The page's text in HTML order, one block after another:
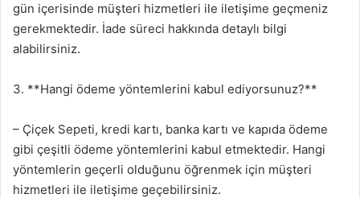
gün içerisinde müşteri hizmetleri ile iletişime geçmeniz
gerekmektedir. İade süreci hakkında detaylı bilgi
alabilirsiniz.
3. **Hangi ödeme yöntemlerini kabul ediyorsunuz?**
– Çiçek Sepeti, kredi kartı, banka kartı ve kapıda ödeme
gibi çeşitli ödeme yöntemlerini kabul etmektedir. Hangi
yöntemlerin geçerli olduğunu öğrenmek için müşteri
hizmetleri ile iletişime geçebilirsiniz.